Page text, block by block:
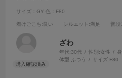
サイズ：GY 色：F80
着けごこち:良い シルエット :満足 普段
ざわ
年代:30代 性別:女性
体型: ふつう サイズ:F80